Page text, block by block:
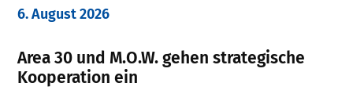
6. August 2026
Area 30 und M.O.W. gehen strategische
Kooperation ein